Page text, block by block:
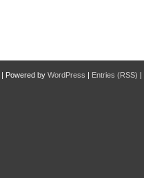
| Powered by WordPress | Entries (RSS) |